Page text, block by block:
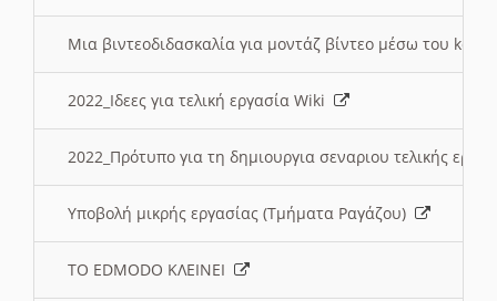
Μια βιντεοδιδασκαλία για μοντάζ βίντεο μέσω του
2022_Ιδεες για τελική εργασία Wiki
2022_Πρότυπο για τη δημιουργια σεναριου τελικής
Υποβολή μικρής εργασίας (Τμήματα Ραγάζου)
ΤΟ EDMODO ΚΛΕΙΝΕΙ